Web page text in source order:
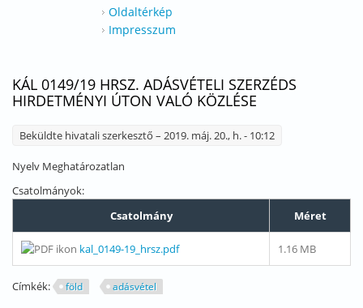
Oldaltérkép
Impresszum
KÁL 0149/19 HRSZ. ADÁSVÉTELI SZERZÉDS
HIRDETMÉNYI ÚTON VALÓ KÖZLÉSE
Beküldte hivatali szerkesztő – 2019. máj. 20., h. - 10:12
Nyelv Meghatározatlan
Csatolmányok:
Csatolmány
Méret
kal_0149-19_hrsz.pdf 1.16 MB
Címkék: föld adásvétel